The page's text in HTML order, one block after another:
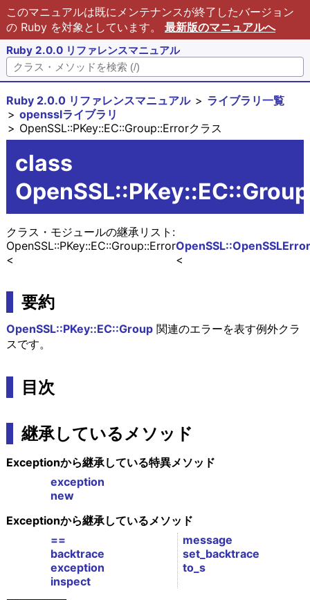
このマニュアルは既にメンテナンスが終了したバージョン
の Ruby を対象としています。 最新版のマニュアルへ
Ruby 2.0.0 リファレンスマニュアル
Ruby 2.0.0 リファレンスマニュアル
ライブラリ一覧
opensslライブラリ
OpenSSL::PKey::EC::Group::Errorクラス
class
クラス・モジュールの継承リスト:
OpenSSL::OpenSSLError
OpenSSL::PKey::EC::Group::Error
要約
OpenSSL::PKey::EC::Group関連のエラーを表す例外クラ
スです。
目次
継承しているメソッド
Exceptionから継承している特異メソッド
exception
new
Exceptionから継承しているメソッド
==
backtrace
exception
inspect
message
set_backtrace
to_s